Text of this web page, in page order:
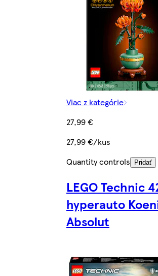
Viac z kategórie
27,99 €
27,99 €/kus
Quantity controls
Pridať
LEGO Technic
hyperauto
Absolut